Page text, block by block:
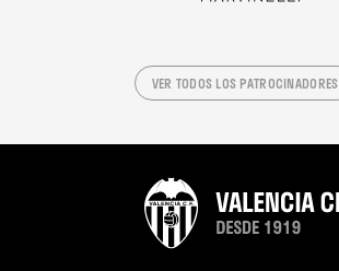
VER TODOS LOS PATROCINADORES